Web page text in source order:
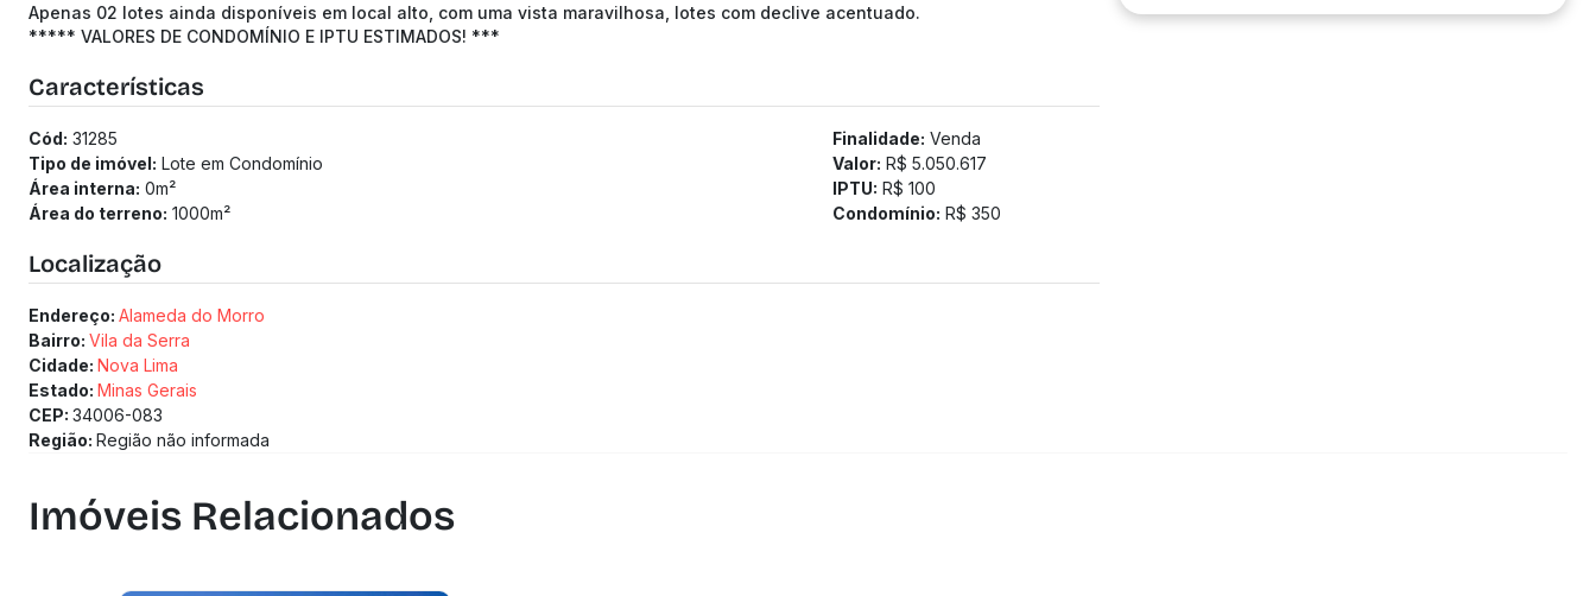
Apenas 02 lotes ainda disponíveis em local alto, com uma vista maravilhosa, lotes com declive acentuado.
***** VALORES DE CONDOMÍNIO E IPTU ESTIMADOS! ***
Características
Cód: 31285
Tipo de imóvel: Lote em Condomínio
Área interna: 0m²
Área do terreno: 1000m²
Finalidade: Venda
Valor: R$ 5.050.617
IPTU: R$ 100
Condomínio: R$ 350
Localização
Endereço: Alameda do Morro
Bairro: Vila da Serra
Cidade: Nova Lima
Estado: Minas Gerais
CEP: 34006-083
Região: Região não informada
Imóveis Relacionados